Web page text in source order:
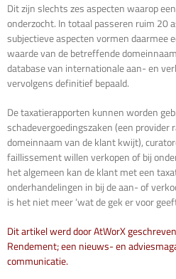
Dit zijn slechts zes aspecten waarop
onderzocht. In totaal passeren ruim 20
subjectieve aspecten vormen daarmee
waarde van de betreffende
database van internationale aan- en
vervolgens definitief bepaald.
De taxatierapporten kunnen worden
schadevergoedingszaken (een provider
domeinnaam van de klant kwijt),
faillissement willen verkopen of bij
het algemeen kan de klant met een
onderhandelingen in bij de aan- of
is het niet meer ‘wat de gek er voor
Dit artikel werd door AtWorX
Rendement; een nieuws- en
communicatie.